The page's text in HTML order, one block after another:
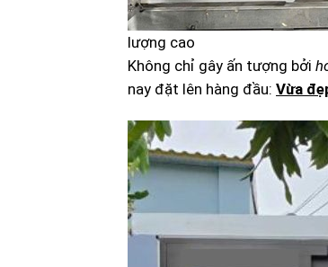
lượng cao
Không chỉ gây ấn tượng bởi
nay đặt lên hàng đầu: Vừa